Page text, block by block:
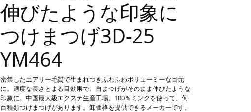
伸びたような印象に
つけまつげ3D-25
YM464
密集したエアリー毛質で生まれつきふわふわボリューミーな目元
に。適度な長さとまる目効果で、自まつげがそのまま伸びたような
印象に。中国最大級エクステ生産工場、100％ミンクを使って、何
百種類つけまつげがあります。卸価格を提供できるメーカーです。